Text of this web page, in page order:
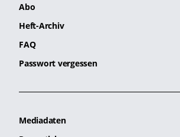
Abo
Heft-Archiv
FAQ
Passwort vergessen
Mediadaten